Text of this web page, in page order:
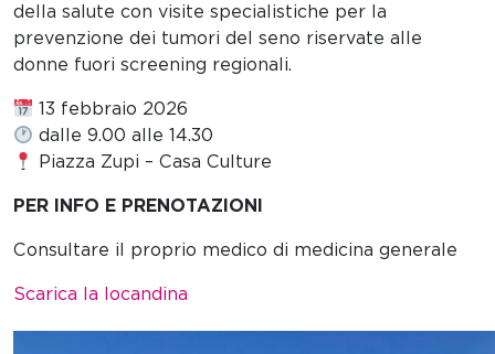
della salute con visite specialistiche per la
prevenzione dei tumori del seno riservate alle
donne fuori screening regionali.
13 febbraio 2026
dalle 9.00 alle 14.30
Piazza Zupi – Casa Culture
PER INFO E PRENOTAZIONI
Consultare il proprio medico di medicina generale
Scarica la locandina